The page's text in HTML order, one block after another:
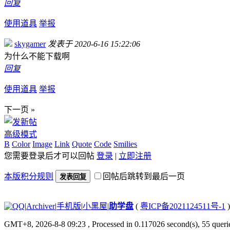
回复
使用道具 举报
skygamer 发表于 2020-6-16 15:22:06
为什么不能下载啊
回复
使用道具 举报
下一页 »
高级模式
B Color Image Link Quote Code Smilies
您需要登录后才可以回帖 登录 | 立即注册
本版积分规则 发表回复 回帖后跳转到最后一页
|Archiver|手机版|小黑屋|助学盘 ( 粤ICP备2021124511号-1 )
GMT+8, 2026-8-8 09:23 , Processed in 0.117026 second(s), 55